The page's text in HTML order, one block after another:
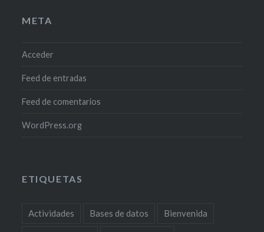
META
Acceder
Feed de entradas
Feed de comentarios
WordPress.org
ETIQUETAS
Actividades Bases de datos Bienvenida